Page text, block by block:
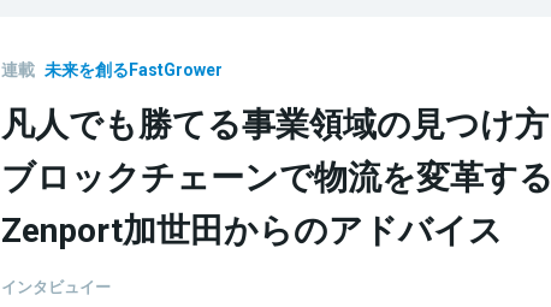
連載 未来を創るFastGrower
凡人でも勝てる事業領域の見つけ方
ブロックチェーンで物流を変革す
Zenport加世田からのアドバイス
インタビュイー